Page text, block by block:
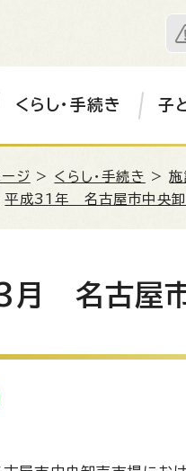
くらし・手続き 子
ージ > くらし・手続き >施
平成31年 名古屋市中央卸
名古屋